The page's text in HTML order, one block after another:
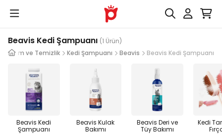
Beavis Kedi Şampuanı (1 Ürün)
Bakım ve Temizlik
Kedi Şampuanı Beavis Beavis Kedi Şampuanı
Beavis Kedi
Şampuanı
Beavis Kulak
Bakımı
Beavis Deri ve
Tüy Bakımı
Kedi